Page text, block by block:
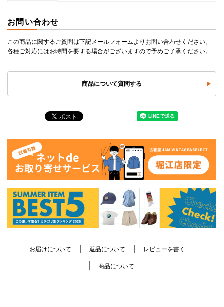
お問い合わせ
この商品に関するご質問は下記メールフォームよりお問い合わせください。
各種ご対応にはお時間を要する場合がございますので予めご了承ください。
商品について質問する
お届けについて 返品について レビューを書く
商品について